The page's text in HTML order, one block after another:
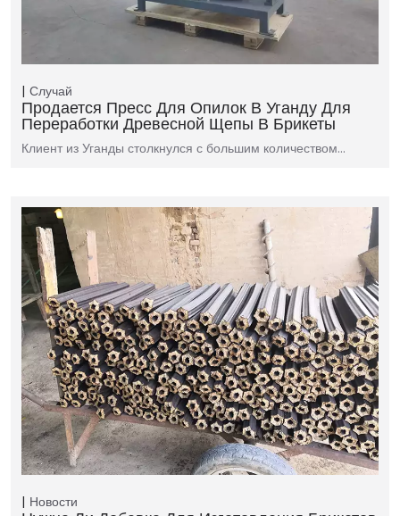
Случай
Продается Пресс Для Опилок В Уганду Для
Переработки Древесной Щепы В Брикеты
Клиент из Уганды столкнулся с большим количеством…
Новости